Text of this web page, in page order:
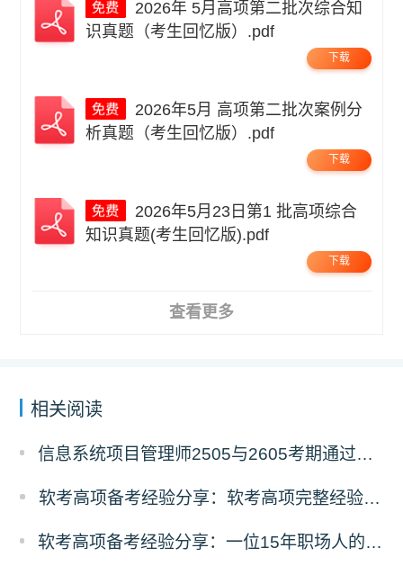
识真题（考生回忆版）.pdf
下载
析真题（考生回忆版）.pdf
下载
知识真题(考生回忆版).pdf
下载
查看更多
相关阅读
信息系统项目管理师2505与2605考期通过人数深度对比分析
软考高项备考经验分享：软考高项完整经验教训复盘
软考高项备考经验分享：一位15年职场人的68天高项备考经验